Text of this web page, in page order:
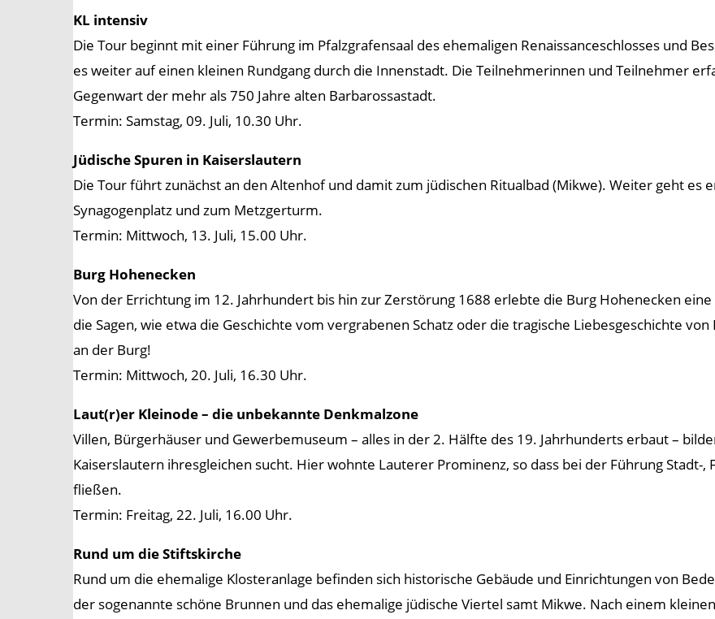
KL intensiv
Die Tour beginnt mit einer Führung im Pfalzgrafensaal des ehemaligen Renaissanceschlosses und
es weiter auf einen kleinen Rundgang durch die Innenstadt. Die Teilnehmerinnen und Teilnehmer
Gegenwart der mehr als 750 Jahre alten Barbarossastadt.
Termin: Samstag, 09. Juli, 10.30 Uhr.
Jüdische Spuren in Kaiserslautern
Die Tour führt zunächst an den Altenhof und damit zum jüdischen Ritualbad (Mikwe). Weiter geht es
Synagogenplatz und zum Metzgerturm.
Termin: Mittwoch, 13. Juli, 15.00 Uhr.
Burg Hohenecken
Von der Errichtung im 12. Jahrhundert bis hin zur Zerstörung 1688 erlebte die Burg Hohenecken
die Sagen, wie etwa die Geschichte vom vergrabenen Schatz oder die tragische Liebesgeschichte
an der Burg!
Termin: Mittwoch, 20. Juli, 16.30 Uhr.
Laut(r)er Kleinode – die unbekannte Denkmalzone
Villen, Bürgerhäuser und Gewerbemuseum – alles in der 2. Hälfte des 19. Jahrhunderts erbaut –
Kaiserslautern ihresgleichen sucht. Hier wohnte Lauterer Prominenz, so dass bei der Führung Stadt-
fließen.
Termin: Freitag, 22. Juli, 16.00 Uhr.
Rund um die Stiftskirche
Rund um die ehemalige Klosteranlage befinden sich historische Gebäude und Einrichtungen von
der sogenannte schöne Brunnen und das ehemalige jüdische Viertel samt Mikwe. Nach einem